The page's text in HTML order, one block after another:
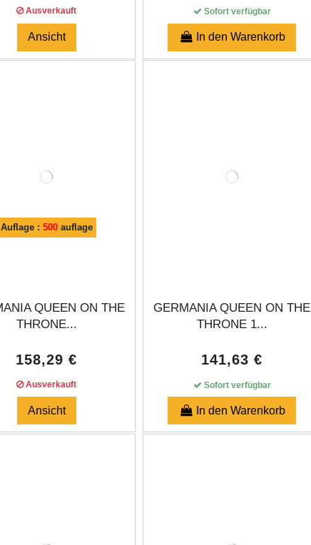
Ausverkauft
Ansicht
Sofort verfügbar
In den Warenkorb
Auflage : 500auflage
QUEEN ON THE
THRONE...
158,29 €
Ausverkauft
Ansicht
GERMANIA QUEEN ON THE
THRONE 1...
141,63 €
Sofort verfügbar
In den Warenkorb